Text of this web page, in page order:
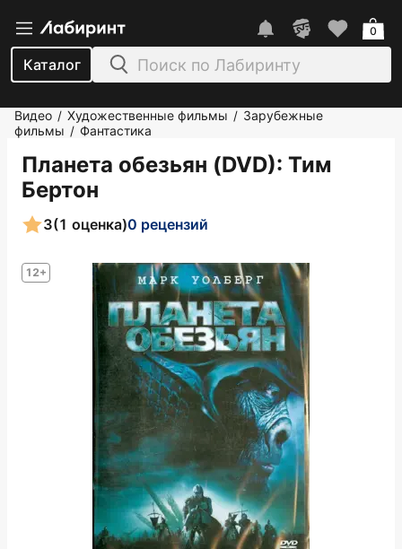
Каталог
0
Видео / Художественные фильмы / Зарубежные
фильмы / Фантастика
Планета обезьян (DVD): Тим
Бертон
12+
3(1 оценка)0 рецензий